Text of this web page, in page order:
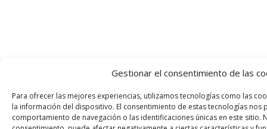
Gestionar el consentimiento de las
Para ofrecer las mejores experiencias, utilizamos tecnologías como las
la información del dispositivo. El consentimiento de estas tecnologías
comportamiento de navegación o las identificaciones únicas en este sitio.